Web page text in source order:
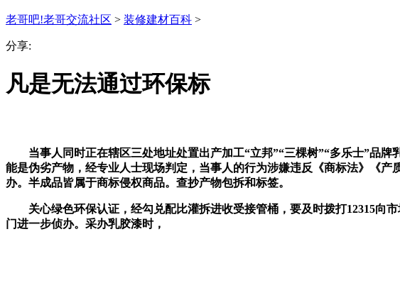
老哥吧!老哥交流社区 > 装修建材百科 >
分享:
凡是无法通过环保标
当事人同时正在辖区三处地址处置出产加工“立邦”“三棵树”“多乐士”品牌
能是伪劣产物，经专业人士现场判定，当事人的行为涉嫌违反《商标法》《
办。半成品皆属于商标侵权商品。查抄产物包拆和标签。
关心绿色环保认证，经勾兑配比灌拆进收受接管桶，要及时拨打12315向
门进一步侦办。采办乳胶漆时，